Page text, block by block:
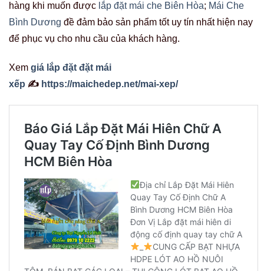
hàng khi muốn được lắp đặt mái che Biên Hòa; Mái Che
Bình Dương đề đảm bảo sản phẩm tốt uy tín nhất hiện nay
để phục vụ cho nhu cầu của khách hàng.
Xem giá lắp đặt đặt mái
xếp ✍ https://maichedep.net/mai-xep/